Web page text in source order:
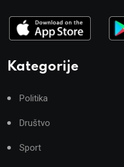
Kategorije
Politika
Društvo
Sport